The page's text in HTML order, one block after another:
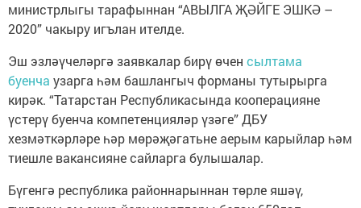
министрлыгы тарафыннан “АВЫЛГА ҖӘЙГЕ ЭШКӘ –
2020” чакыру игълан ителде.
Эш эзләүчеләргә заявкалар бирү өчен сылтама
буенча узарга һәм башлангыч форманы тутырырга
кирәк. “Татарстан Республикасында кооперацияне
үстерү буенча компетенцияләр үзәге” ДБУ
хезмәткәрләре һәр мөрәҗәгатьне аерым карыйлар һәм
тиешле вакансияне сайларга булышалар.
Бүгенгә республика районнарыннан төрле яшәү,